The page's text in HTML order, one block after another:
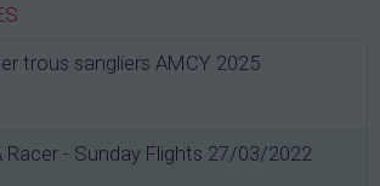
trous sangliers AMCY 2025
Racer - Sunday Flights 27/03/2022